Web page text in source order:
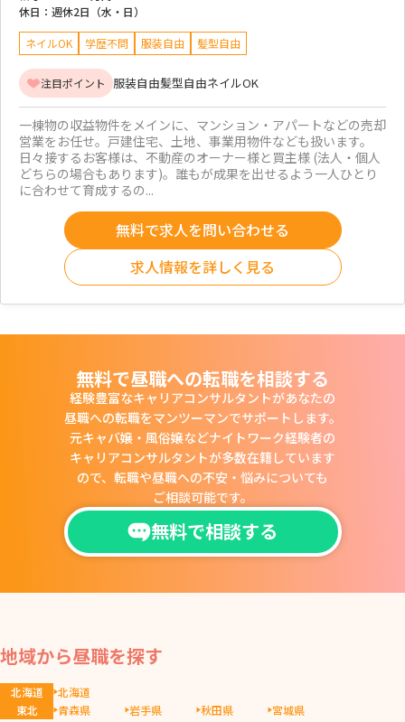
休日： 週休2日（水・日）
ネイルOK 学歴不問 服装自由 髪型自由
注目ポイント 服装自由髪型自由ネイルOK
一棟物の収益物件をメインに、マンション・アパートなどの売却
営業をお任せ。戸建住宅、土地、事業用物件なども扱います。
日々接するお客様は、不動産のオーナー様と買主様 (法人・個人
どちらの場合もあります)。誰もが成果を出せるよう一人ひとり
に合わせて育成するの...
無料で求人を問い合わせる
求人情報を詳しく見る
無料で昼職への転職を相談する
経験豊富なキャリアコンサルタントがあなたの
昼職への転職をマンツーマンでサポートします。
元キャバ嬢・風俗嬢などナイトワーク経験者の
キャリアコンサルタントが多数在籍しています
ので、 転職や昼職への不安・悩みについても
ご相談可能です。
無料で相談する
地域から昼職を探す
北海道
北海道
東北
青森県 岩手県 秋田県
宮城県